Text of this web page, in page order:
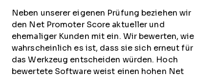
Neben unserer eigenen Prüfung beziehen wir
den Net Promoter Score aktueller und
ehemaliger Kunden mit ein. Wir bewerten, wie
wahrscheinlich es ist, dass sie sich erneut für
das Werkzeug entscheiden würden. Hoch
bewertete Software weist einen hohen Net